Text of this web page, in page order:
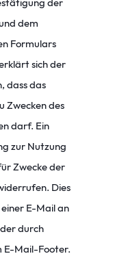
dem
Formulars
sich der
dass das
Zwecken des
darf. Ein
zur Nutzung
Zwecke der
Dies
E-Mail an
durch
E-Mail-Footer.